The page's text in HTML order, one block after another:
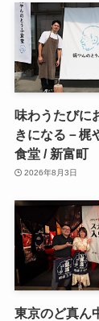
味わうたびに
きになる－梶
食堂 / 新富町
2026年8月3日
東京のど真ん